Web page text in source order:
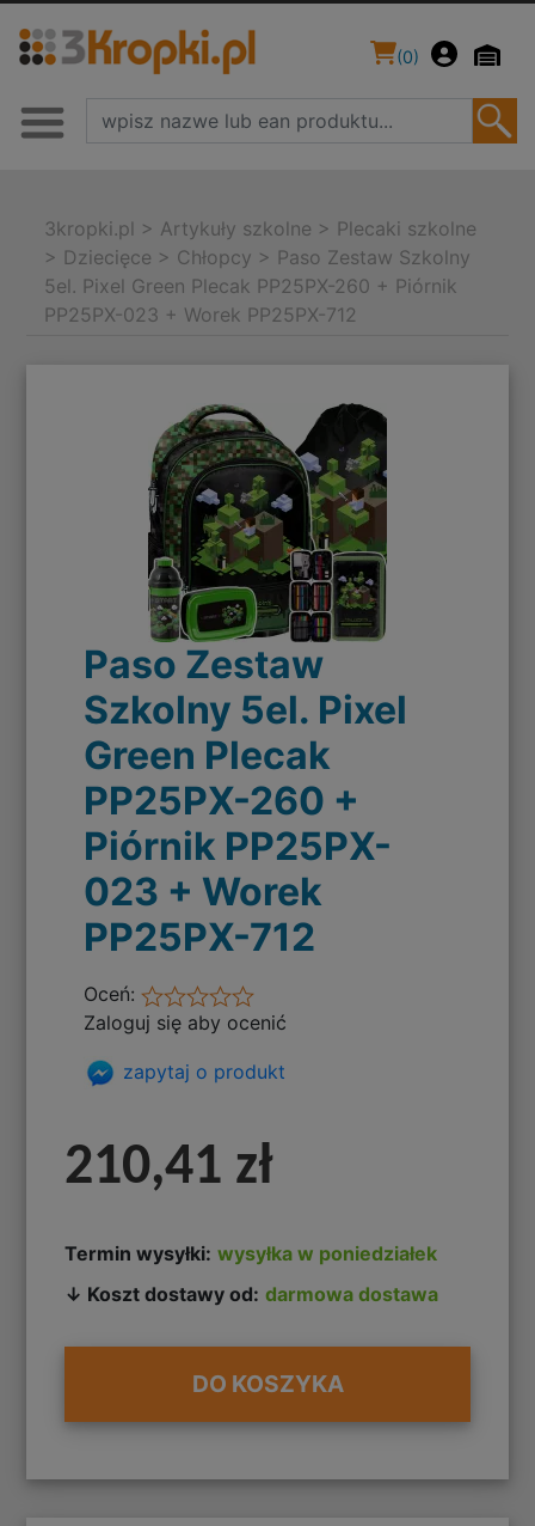
(0)
3kropki.pl > Artykuły szkolne > Plecaki szkolne
> Dziecięce > Chłopcy > Paso Zestaw Szkolny
5el. Pixel Green Plecak PP25PX-260 + Piórnik
PP25PX-023 + Worek PP25PX-712
Paso Zestaw
Szkolny 5el. Pixel
Green Plecak
PP25PX-260 +
Piórnik PP25PX-
023 + Worek
PP25PX-712
Oceń:
Zaloguj się aby ocenić
zapytaj o produkt
210,41 zł
Termin wysyłki: wysyłka w poniedziałek
↓ Koszt dostawy od: darmowa dostawa
DO KOSZYKA